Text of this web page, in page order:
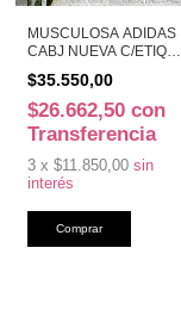
MUSCULOSA ADIDAS
CABJ NUEVA C/ETIQ
T.S CEL (49990)
$35.550,00
$26.662,50 con
Transferencia
3 x $11.850,00 sin
interés